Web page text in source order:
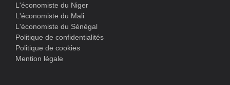
L'économiste du Niger
L'économiste du Mali
L'économiste du Sénégal
Politique de confidentialités
Politique de cookies
Mention légale